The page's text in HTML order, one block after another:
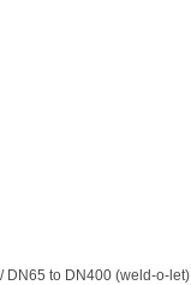
DN65 to DN400 (weld-o-let)